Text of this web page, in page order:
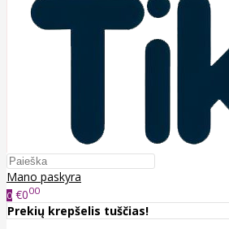
Mano paskyra
0 €000
Prekių krepšelis tuščias!